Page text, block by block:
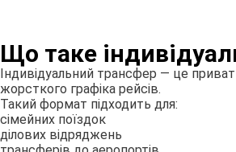
Що таке
Індивідуальний трансфер — це
жорсткого графіка рейсів.
Такий формат підходить для:
сімейних поїздок
ділових відряджень